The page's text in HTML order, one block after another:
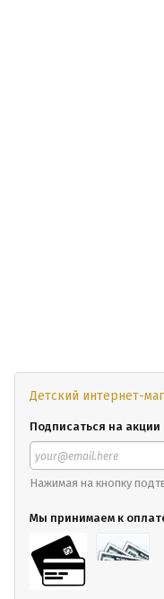
Детский интернет-
Подписаться на акции
Нажимая на кнопку
Мы принимаем к